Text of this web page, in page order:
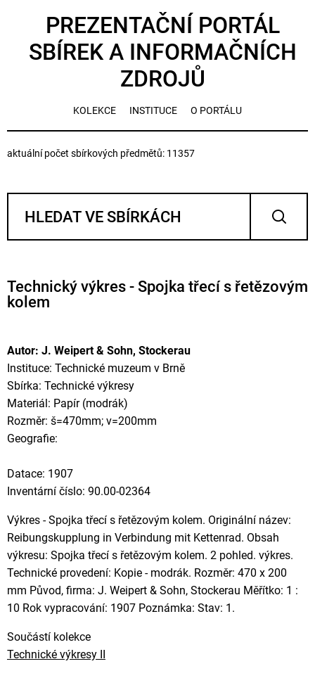
PREZENTAČNÍ PORTÁL
SBÍREK A INFORMAČNÍCH
ZDROJŮ
KOLEKCE INSTITUCE O PORTÁLU
aktuální počet sbírkových předmětů: 11357
Technický výkres - Spojka třecí s řetězovým
kolem
Autor: J. Weipert & Sohn, Stockerau
Instituce: Technické muzeum v Brně
Sbírka: Technické výkresy
Materiál: Papír (modrák)
Rozměr: š=470mm; v=200mm
Geografie:
Datace: 1907
Inventární číslo: 90.00-02364
Výkres - Spojka třecí s řetězovým kolem. Originální název:
Reibungskupplung in Verbindung mit Kettenrad. Obsah
výkresu: Spojka třecí s řetězovým kolem. 2 pohled. výkres.
Technické provedení: Kopie - modrák. Rozměr: 470 x 200
mm Původ, firma: J. Weipert & Sohn, Stockerau Měřítko: 1 :
10 Rok vypracování: 1907 Poznámka: Stav: 1.
Součástí kolekce
Technické výkresy II